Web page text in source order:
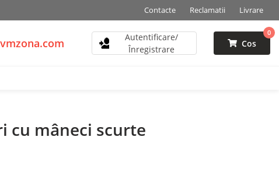
Contacte Reclamatii Livrare
Autentificare/
Înregistrare
Cos
0
cu mâneci scurte